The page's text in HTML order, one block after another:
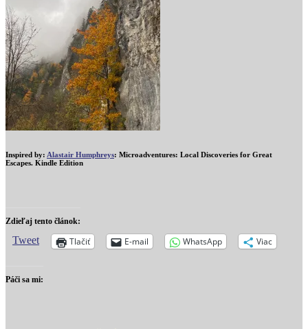
Inspired by: Alastair Humphreys: Microadventures: Local Discoveries for Great
Escapes. Kindle Edition
Zdieľaj tento článok:
Tweet Tlačiť E-mail WhatsApp Viac
Páči sa mi: